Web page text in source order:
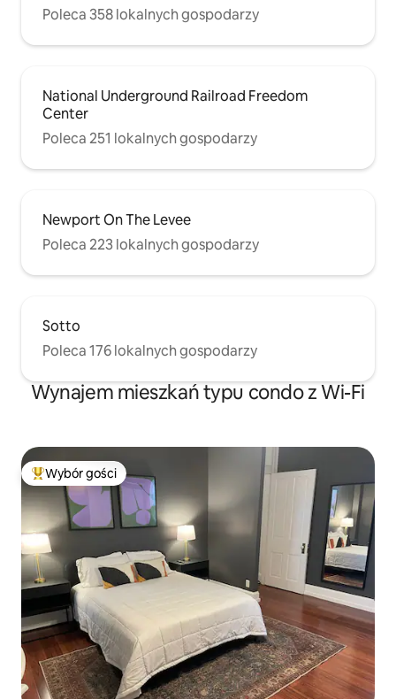
https://airbnb.com/h/courtcondogreatlocation
Uber, Lyft, wypożyczalnie skuterów,
spacery, tramwaj, wypożyczalnie
CARTS (Banki/OTR/Pendleton/Kasyno) –
ZADZWOŃ, ABY UMÓWIĆ SIĘ (513-421-
4378) lub machnij im!
Poleca 358 lokalnych gospodarzy
National Underground Railroad Freedom
Center
Poleca 251 lokalnych gospodarzy
Newport On The Levee
Poleca 223 lokalnych gospodarzy
Sotto
Poleca 176 lokalnych gospodarzy
Wynajem mieszkań typu condo z Wi-Fi
Najpopularniejsze z kategorii Wybór gości
Wybór gości